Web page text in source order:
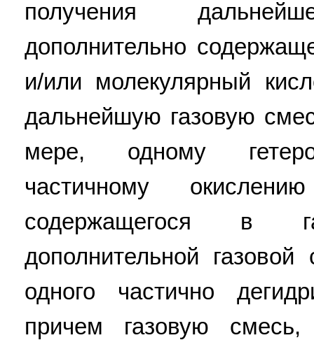
получения
дополнительно
и/или молекулярный
дальнейшую газовую
мере, одному
частичному
содержащегося в
дополнительной
одного частично
причем газовую смесь,